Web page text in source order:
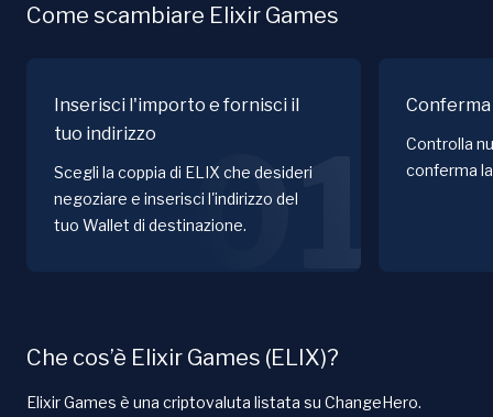
Come scambiare Elixir Games
Inserisci l'importo e fornisci il
tuo indirizzo
Scegli la coppia di ELIX che desideri
negoziare e inserisci l'indirizzo del
tuo Wallet di destinazione.01
Controlla
conferma
Che cos’è Elixir Games (ELIX)?
Elixir Games è una criptovaluta listata su ChangeHero.